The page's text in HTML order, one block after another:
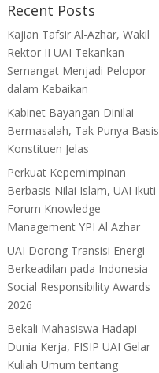
Recent Posts
Kajian Tafsir Al-Azhar, Wakil
Rektor II UAI Tekankan
Semangat Menjadi Pelopor
dalam Kebaikan
Kabinet Bayangan Dinilai
Bermasalah, Tak Punya Basis
Konstituen Jelas
Perkuat Kepemimpinan
Berbasis Nilai Islam, UAI Ikuti
Forum Knowledge
Management YPI Al Azhar
UAI Dorong Transisi Energi
Berkeadilan pada Indonesia
Social Responsibility Awards
2026
Bekali Mahasiswa Hadapi
Dunia Kerja, FISIP UAI Gelar
Kuliah Umum tentang